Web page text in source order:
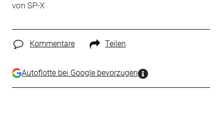
von SP-X
Kommentare Teilen
Autoflotte bei Google bevorzugen